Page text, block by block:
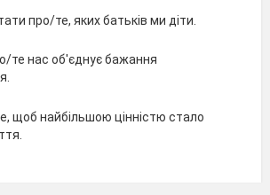
про/те, яких батьків ми діти.
те нас об'єднує бажання
щоб найбільшою цінністю стало